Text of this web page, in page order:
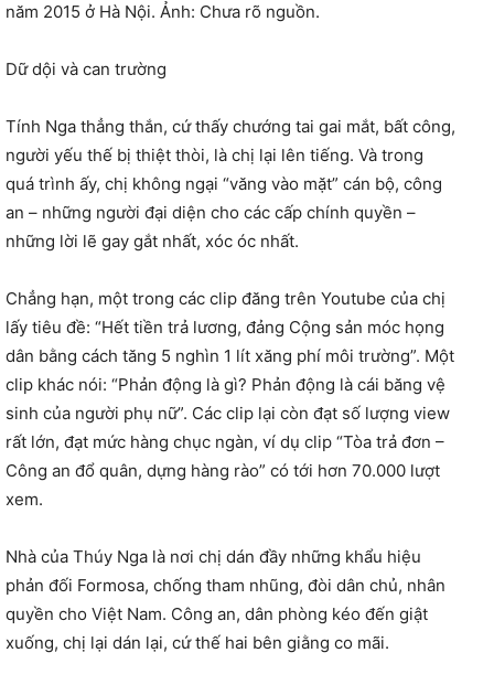
năm 2015 ở Hà Nội. Ảnh: Chưa rõ nguồn.
Dữ dội và can trường
Tính Nga thẳng thắn, cứ thấy chướng tai gai mắt, bất công,
người yếu thế bị thiệt thòi, là chị lại lên tiếng. Và trong
quá trình ấy, chị không ngại “văng vào mặt” cán bộ, công
an – những người đại diện cho các cấp chính quyền –
những lời lẽ gay gắt nhất, xóc óc nhất.
Chẳng hạn, một trong các clip đăng trên Youtube của chị
lấy tiêu đề: “Hết tiền trả lương, đảng Cộng sản móc họng
dân bằng cách tăng 5 nghìn 1 lít xăng phí môi trường”. Một
clip khác nói: “Phản động là gì? Phản động là cái băng vệ
sinh của người phụ nữ”. Các clip lại còn đạt số lượng view
rất lớn, đạt mức hàng chục ngàn, ví dụ clip “Tòa trả đơn –
Công an đổ quân, dựng hàng rào” có tới hơn 70.000 lượt
xem.
Nhà của Thúy Nga là nơi chị dán đầy những khẩu hiệu
phản đối Formosa, chống tham nhũng, đòi dân chủ, nhân
quyền cho Việt Nam. Công an, dân phòng kéo đến giật
xuống, chị lại dán lại, cứ thế hai bên giằng co mãi.